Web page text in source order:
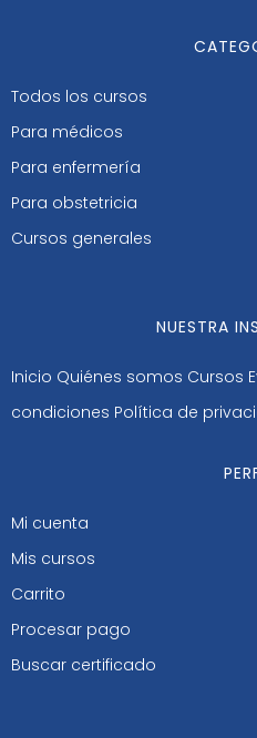
Todos los cursos
Para médicos
Para enfermería
Para obstetricia
Cursos generales
NUESTRA
Inicio Quiénes somos Cursos
condiciones Política de
Mi cuenta
Mis cursos
Carrito
Procesar pago
Buscar certificado